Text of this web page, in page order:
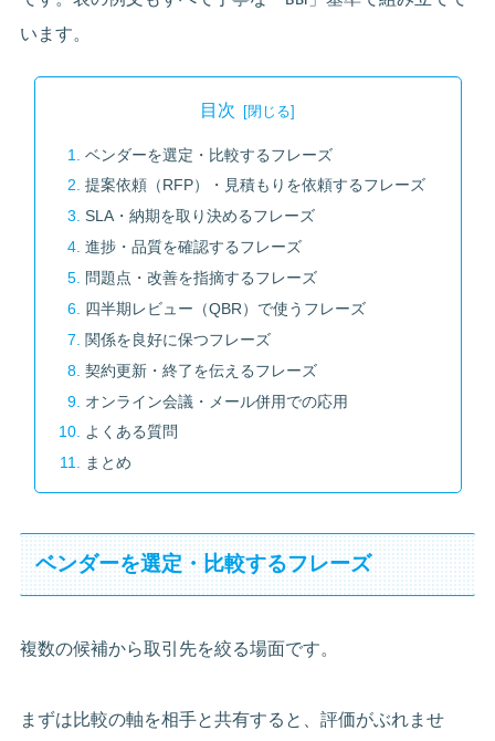
います。
目次
ベンダーを選定・比較するフレーズ
提案依頼（RFP）・見積もりを依頼するフレーズ
SLA・納期を取り決めるフレーズ
進捗・品質を確認するフレーズ
問題点・改善を指摘するフレーズ
四半期レビュー（QBR）で使うフレーズ
関係を良好に保つフレーズ
契約更新・終了を伝えるフレーズ
オンライン会議・メール併用での応用
よくある質問
まとめ
ベンダーを選定・比較するフレーズ
複数の候補から取引先を絞る場面です。
まずは比較の軸を相手と共有すると、評価がぶれませ